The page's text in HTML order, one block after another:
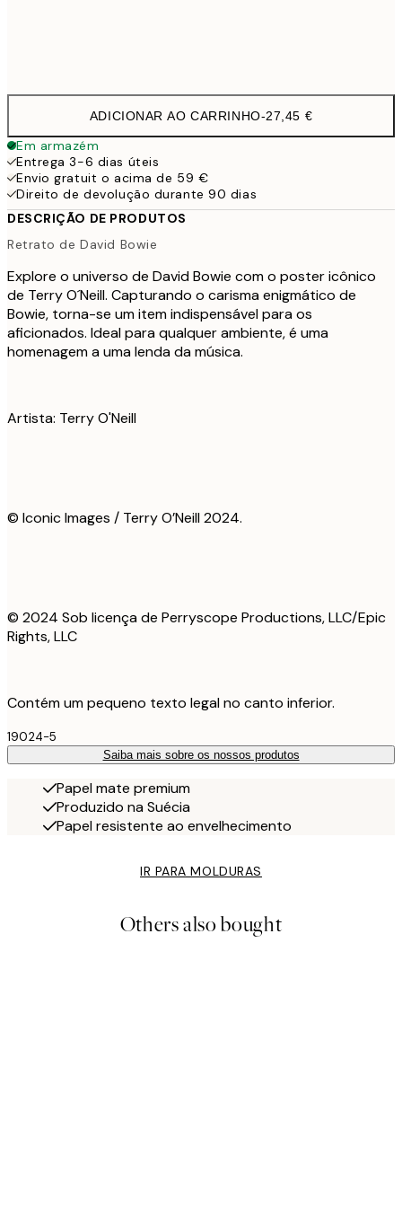
ADICIONAR AO CARRINHO-27,45 €
Em armazém
Entrega 3-6 dias úteis
Envio gratuit o acima de 59 €
Direito de devolução durante 90 dias
DESCRIÇÃO DE PRODUTOS
Retrato de David Bowie
Explore o universo de David Bowie com o poster icônico
de Terry O´Neill. Capturando o carisma enigmático de
Bowie, torna-se um item indispensável para os
aficionados. Ideal para qualquer ambiente, é uma
homenagem a uma lenda da música.
Artista: Terry O'Neill
© Iconic Images / Terry O’Neill 2024.
© 2024 Sob licença de Perryscope Productions, LLC/Epic
Rights, LLC
Contém um pequeno texto legal no canto inferior.
19024-5
Saiba mais sobre os nossos produtos
Papel mate premium
Produzido na Suécia
Papel resistente ao envelhecimento
IR PARA MOLDURAS
Others also bought